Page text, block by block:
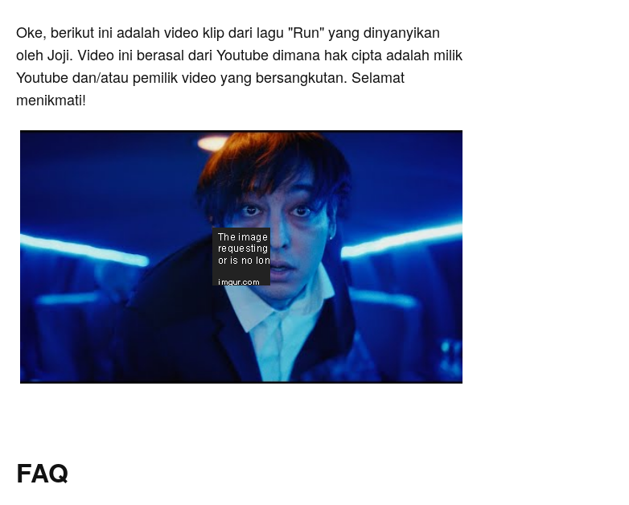
Oke, berikut ini adalah video klip dari lagu "Run" yang dinyanyikan
oleh Joji. Video ini berasal dari Youtube dimana hak cipta adalah milik
Youtube dan/atau pemilik video yang bersangkutan. Selamat
menikmati!
FAQ